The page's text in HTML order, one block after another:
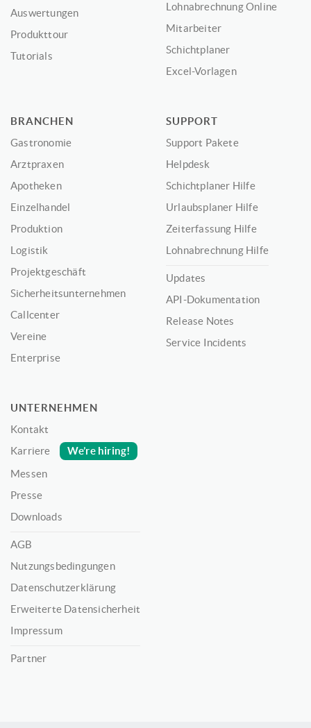
Auswertungen
Produkttour
Tutorials
Lohnabrechnung Online
Mitarbeiter
Schichtplaner
Excel-Vorlagen
BRANCHEN
Gastronomie
Arztpraxen
Apotheken
Einzelhandel
Produktion
Logistik
Projektgeschäft
Sicherheitsunternehmen
Callcenter
Vereine
Enterprise
SUPPORT
Support Pakete
Helpdesk
Schichtplaner Hilfe
Urlaubsplaner Hilfe
Zeiterfassung Hilfe
Lohnabrechnung Hilfe
Updates
API-Dokumentation
Release Notes
Service Incidents
UNTERNEHMEN
Kontakt
Karriere
We’re hiring!
Messen
Presse
Downloads
AGB
Nutzungsbedingungen
Datenschutzerklärung
Erweiterte Datensicherheit
Impressum
Partner